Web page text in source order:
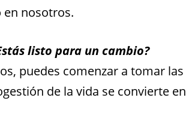
nosotros.
listo para un cambio?
puedes comenzar a tomar las
de la vida se convierte en